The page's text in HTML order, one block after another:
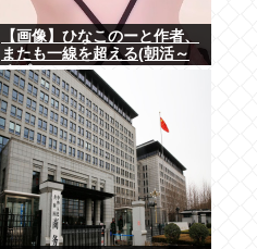
【画像】ひなこのーと作者、
またも一線を超える(朝活～
くぱぁ)www